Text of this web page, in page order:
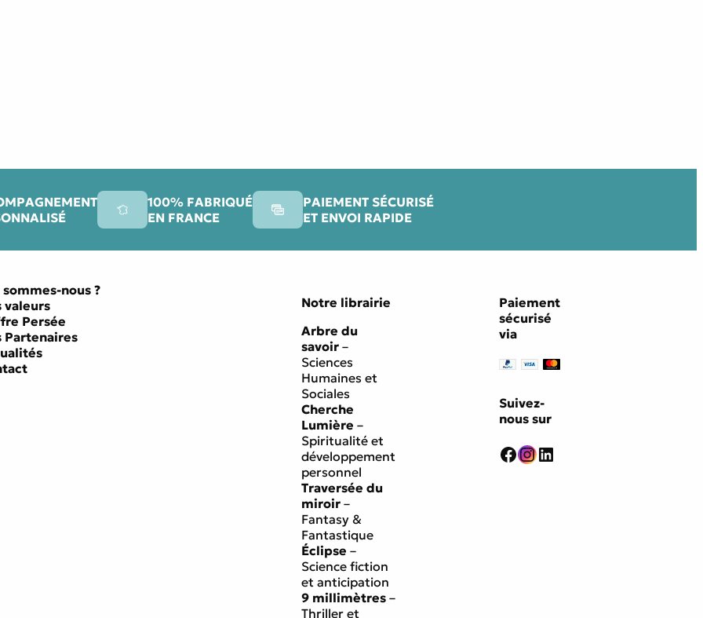
100% FABRIQUÉ
EN FRANCE
PAIEMENT SÉCURISÉ
ET ENVOI RAPIDE
sommes-nous ?
valeurs
Persée
Partenaires
Notre librairie
Arbre du
savoir –
Sciences
Humaines et
Sociales
Cherche
Lumière –
Spiritualité et
développement
personnel
Traversée du
miroir –
Fantasy &
Fantastique
Éclipse –
Science fiction
et anticipation
9 millimètres –
Thriller et
Paiement
sécurisé
via
Suivez-
nous sur
Facebook
Instagram
LinkedIn